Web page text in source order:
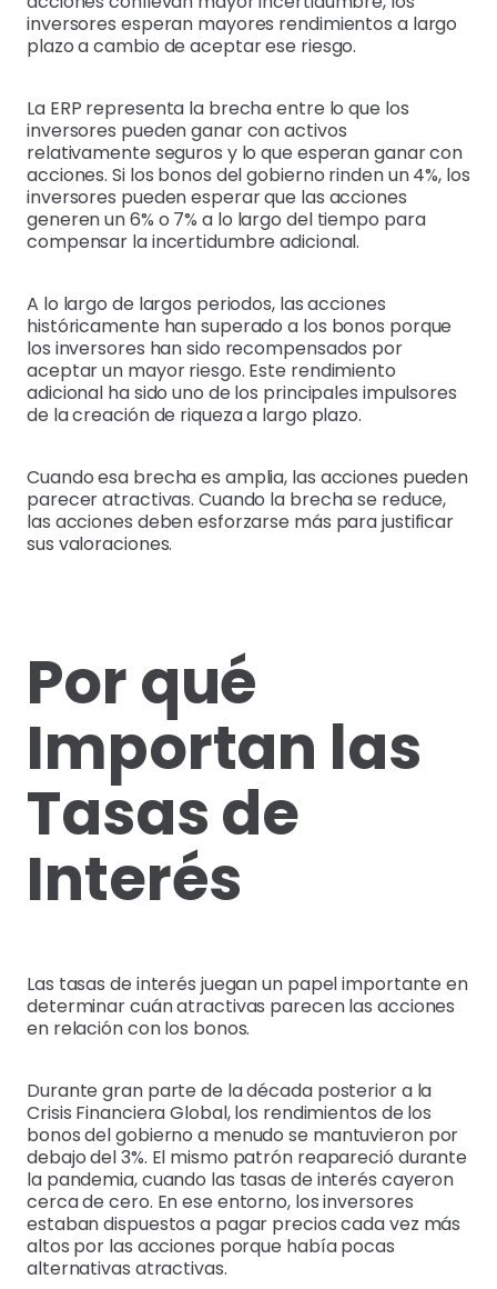
inversores esperan mayores rendimientos a largo
plazo a cambio de aceptar ese riesgo.
La ERP representa la brecha entre lo que los
inversores pueden ganar con activos
relativamente seguros y lo que esperan ganar con
acciones. Si los bonos del gobierno rinden un 4%, los
inversores pueden esperar que las acciones
generen un 6% o 7% a lo largo del tiempo para
compensar la incertidumbre adicional.
A lo largo de largos periodos, las acciones
históricamente han superado a los bonos porque
los inversores han sido recompensados por
aceptar un mayor riesgo. Este rendimiento
adicional ha sido uno de los principales impulsores
de la creación de riqueza a largo plazo.
Cuando esa brecha es amplia, las acciones pueden
parecer atractivas. Cuando la brecha se reduce,
las acciones deben esforzarse más para justificar
sus valoraciones.
Por qué
Importan las
Tasas de
Interés
Las tasas de interés juegan un papel importante en
determinar cuán atractivas parecen las acciones
en relación con los bonos.
Durante gran parte de la década posterior a la
Crisis Financiera Global, los rendimientos de los
bonos del gobierno a menudo se mantuvieron por
debajo del 3%. El mismo patrón reapareció durante
la pandemia, cuando las tasas de interés cayeron
cerca de cero. En ese entorno, los inversores
estaban dispuestos a pagar precios cada vez más
altos por las acciones porque había pocas
alternativas atractivas.